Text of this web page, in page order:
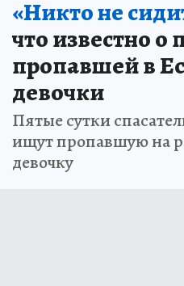
«Никто не
что известно о
пропавшей в
девочки
Пятые сутки
ищут пропавшую на
девочку